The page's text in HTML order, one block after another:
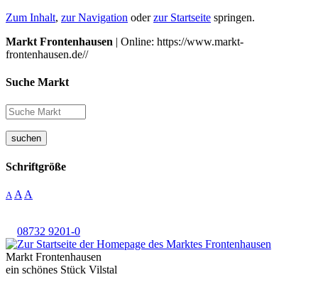
Zum Inhalt, zur Navigation oderzur Startseite springen.
Markt Frontenhausen | Online: https://www.markt-
frontenhausen.de//
Suche Markt
suchen
Schriftgröße
A A A
08732 9201-0
Markt Frontenhausen
ein schönes Stück Vilstal